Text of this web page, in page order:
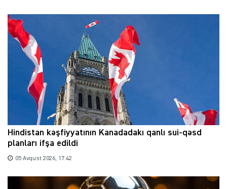
Hindistan kəşfiyyatının Kanadadakı qanlı sui-qəsd
planları ifşa edildi
05 Avqust 2026, 17:42